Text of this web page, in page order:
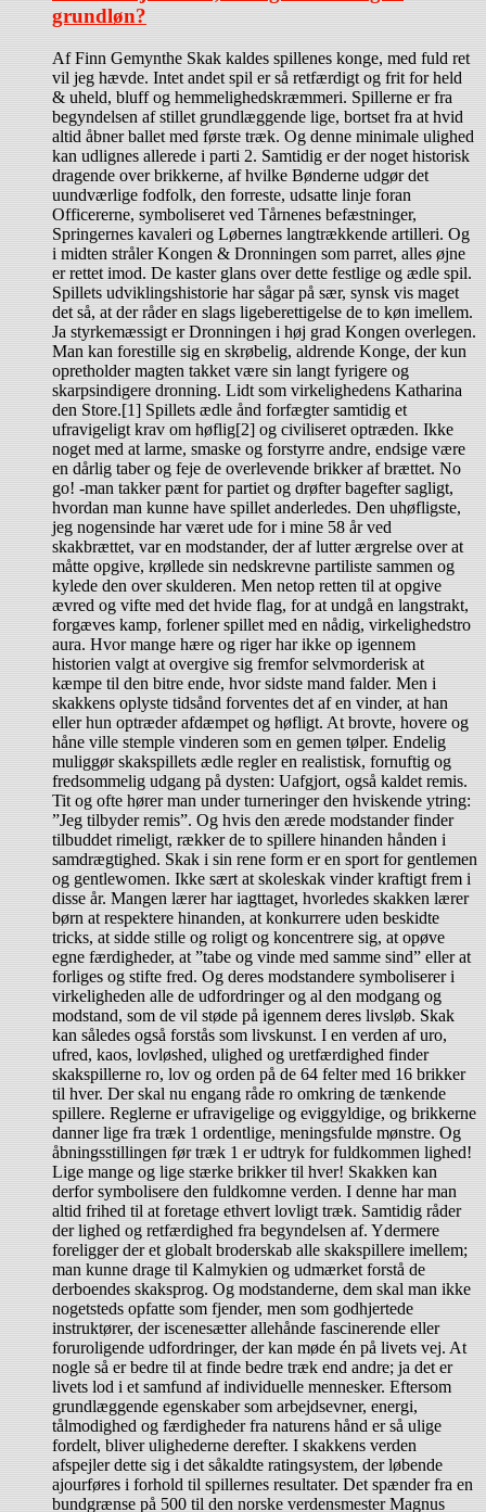
grundløn?
Af Finn Gemynthe Skak kaldes spillenes konge, med fuld ret
vil jeg hævde. Intet andet spil er så retfærdigt og frit for held
& uheld, bluff og hemmelighedskræmmeri. Spillerne er fra
begyndelsen af stillet grundlæggende lige, bortset fra at hvid
altid åbner ballet med første træk. Og denne minimale ulighed
kan udlignes allerede i parti 2. Samtidig er der noget historisk
dragende over brikkerne, af hvilke Bønderne udgør det
uundværlige fodfolk, den forreste, udsatte linje foran
Officererne, symboliseret ved Tårnenes befæstninger,
Springernes kavaleri og Løbernes langtrækkende artilleri. Og
i midten stråler Kongen & Dronningen som parret, alles øjne
er rettet imod. De kaster glans over dette festlige og ædle spil.
Spillets udviklingshistorie har sågar på sær, synsk vis maget
det så, at der råder en slags ligeberettigelse de to køn imellem.
Ja styrkemæssigt er Dronningen i høj grad Kongen overlegen.
Man kan forestille sig en skrøbelig, aldrende Konge, der kun
opretholder magten takket være sin langt fyrigere og
skarpsindigere dronning. Lidt som virkelighedens Katharina
den Store.[1] Spillets ædle ånd forfægter samtidig et
ufravigeligt krav om høflig[2] og civiliseret optræden. Ikke
noget med at larme, smaske og forstyrre andre, endsige være
en dårlig taber og feje de overlevende brikker af brættet. No
go! -man takker pænt for partiet og drøfter bagefter sagligt,
hvordan man kunne have spillet anderledes. Den uhøfligste,
jeg nogensinde har været ude for i mine 58 år ved
skakbrættet, var en modstander, der af lutter ærgrelse over at
måtte opgive, krøllede sin nedskrevne partiliste sammen og
kylede den over skulderen. Men netop retten til at opgive
ævred og vifte med det hvide flag, for at undgå en langstrakt,
forgæves kamp, forlener spillet med en nådig, virkelighedstro
aura. Hvor mange hære og riger har ikke op igennem
historien valgt at overgive sig fremfor selvmorderisk at
kæmpe til den bitre ende, hvor sidste mand falder. Men i
skakkens oplyste tidsånd forventes det af en vinder, at han
eller hun optræder afdæmpet og høfligt. At brovte, hovere og
håne ville stemple vinderen som en gemen tølper. Endelig
muliggør skakspillets ædle regler en realistisk, fornuftig og
fredsommelig udgang på dysten: Uafgjort, også kaldet remis.
Tit og ofte hører man under turneringer den hviskende ytring:
”Jeg tilbyder remis”. Og hvis den ærede modstander finder
tilbuddet rimeligt, rækker de to spillere hinanden hånden i
samdrægtighed. Skak i sin rene form er en sport for gentlemen
og gentlewomen. Ikke sært at skoleskak vinder kraftigt frem i
disse år. Mangen lærer har iagttaget, hvorledes skakken lærer
børn at respektere hinanden, at konkurrere uden beskidte
tricks, at sidde stille og roligt og koncentrere sig, at opøve
egne færdigheder, at ”tabe og vinde med samme sind” eller at
forliges og stifte fred. Og deres modstandere symboliserer i
virkeligheden alle de udfordringer og al den modgang og
modstand, som de vil støde på igennem deres livsløb. Skak
kan således også forstås som livskunst. I en verden af uro,
ufred, kaos, lovløshed, ulighed og uretfærdighed finder
skakspillerne ro, lov og orden på de 64 felter med 16 brikker
til hver. Der skal nu engang råde ro omkring de tænkende
spillere. Reglerne er ufravigelige og eviggyldige, og brikkerne
danner lige fra træk 1 ordentlige, meningsfulde mønstre. Og
åbningsstillingen før træk 1 er udtryk for fuldkommen lighed!
Lige mange og lige stærke brikker til hver! Skakken kan
derfor symbolisere den fuldkomne verden. I denne har man
altid frihed til at foretage ethvert lovligt træk. Samtidig råder
der lighed og retfærdighed fra begyndelsen af. Ydermere
foreligger der et globalt broderskab alle skakspillere imellem;
man kunne drage til Kalmykien og udmærket forstå de
derboendes skaksprog. Og modstanderne, dem skal man ikke
nogetsteds opfatte som fjender, men som godhjertede
instruktører, der iscenesætter allehånde fascinerende eller
foruroligende udfordringer, der kan møde én på livets vej. At
nogle så er bedre til at finde bedre træk end andre; ja det er
livets lod i et samfund af individuelle mennesker. Eftersom
grundlæggende egenskaber som arbejdsevner, energi,
tålmodighed og færdigheder fra naturens hånd er så ulige
fordelt, bliver ulighederne derefter. I skakkens verden
afspejler dette sig i det såkaldte ratingsystem, der løbende
ajourføres i forhold til spillernes resultater. Det spænder fra en
bundgrænse på 500 til den norske verdensmester Magnus